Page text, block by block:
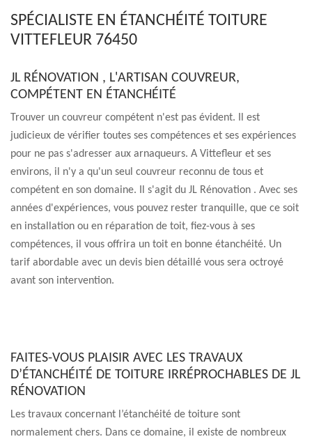
SPÉCIALISTE EN ÉTANCHÉITÉ TOITURE
VITTEFLEUR 76450
JL RÉNOVATION , L'ARTISAN COUVREUR,
COMPÉTENT EN ÉTANCHÉITÉ
Trouver un couvreur compétent n'est pas évident. Il est
judicieux de vérifier toutes ses compétences et ses expériences
pour ne pas s'adresser aux arnaqueurs. A Vittefleur et ses
environs, il n'y a qu'un seul couvreur reconnu de tous et
compétent en son domaine. Il s'agit du JL Rénovation . Avec ses
années d'expériences, vous pouvez rester tranquille, que ce soit
en installation ou en réparation de toit, fiez-vous à ses
compétences, il vous offrira un toit en bonne étanchéité. Un
tarif abordable avec un devis bien détaillé vous sera octroyé
avant son intervention.
FAITES-VOUS PLAISIR AVEC LES TRAVAUX
D’ÉTANCHÉITÉ DE TOITURE IRRÉPROCHABLES DE JL
RÉNOVATION
Les travaux concernant l’étanchéité de toiture sont
normalement chers. Dans ce domaine, il existe de nombreux